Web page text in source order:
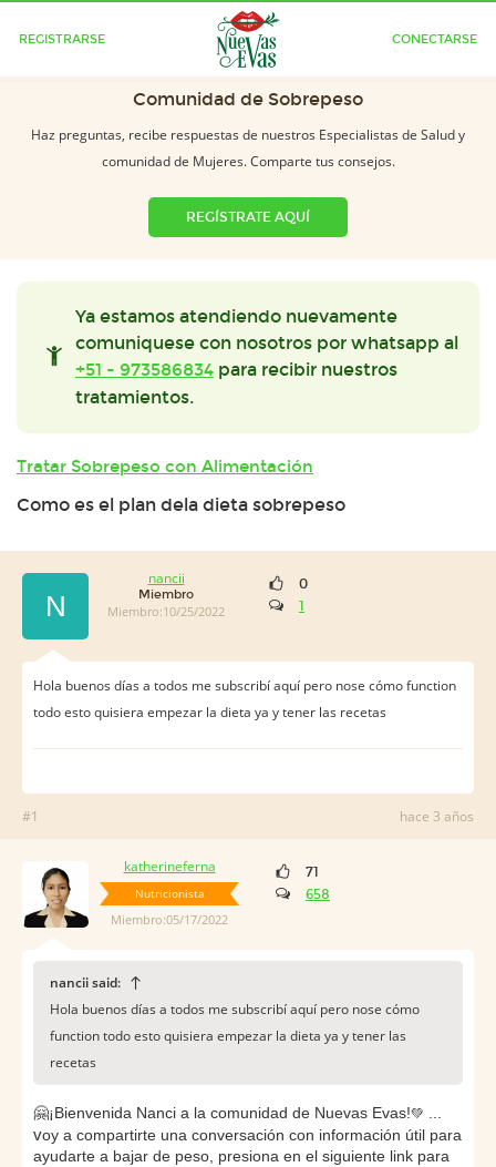
REGISTRARSE CONECTARSE
Comunidad de Sobrepeso
Haz preguntas, recibe respuestas de nuestros Especialistas de Salud y
comunidad de Mujeres. Comparte tus consejos.
REGÍSTRATE AQUÍ
Ya estamos atendiendo nuevamente
comuniquese con nosotros por whatsapp al
+51 - 973586834 para recibir nuestros
tratamientos.
Tratar Sobrepeso con Alimentación
Como es el plan dela dieta sobrepeso
N
nancii
Miembro
Miembro:10/25/2022
0
1
Hola buenos días a todos me subscribí aquí pero nose cómo function
todo esto quisiera empezar la dieta ya y tener las recetas
#1 hace 3 años
katherineferna
Nutricionista
Miembro:05/17/2022
71
658
nancii said:
Hola buenos días a todos me subscribí aquí pero nose cómo
function todo esto quisiera empezar la dieta ya y tener las
recetas
🤗¡Bienvenida Nanci a la comunidad de Nuevas Evas!💚
voy a compartirte una conversación con información útil para
ayudarte a bajar de peso, presiona en el siguiente link para